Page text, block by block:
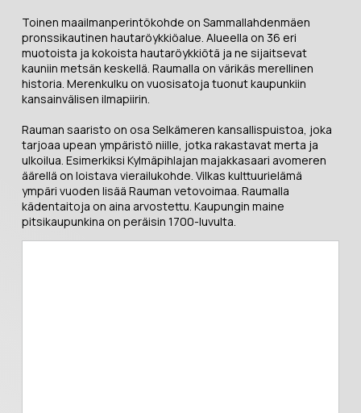
Toinen maailmanperintökohde on Sammallahdenmäen
pronssikautinen hautaröykkiöalue. Alueella on 36 eri
muotoista ja kokoista hautaröykkiötä ja ne sijaitsevat
kauniin metsän keskellä. Raumalla on värikäs merellinen
historia. Merenkulku on vuosisatoja tuonut kaupunkiin
kansainvälisen ilmapiirin.
Rauman saaristo on osa Selkämeren kansallispuistoa, joka
tarjoaa upean ympäristö niille, jotka rakastavat merta ja
ulkoilua. Esimerkiksi Kylmäpihlajan majakkasaari avomeren
äärellä on loistava vierailukohde. Vilkas kulttuurielämä
ympäri vuoden lisää Rauman vetovoimaa. Raumalla
kädentaitoja on aina arvostettu. Kaupungin maine
pitsikaupunkina on peräisin 1700-luvulta.